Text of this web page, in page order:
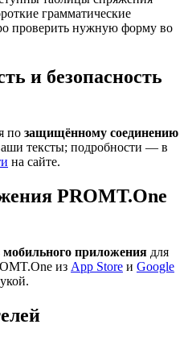
грамматические
проверить нужную форму во
и безопасность
по защищённому соединению
тексты; подробности — в
на сайте.
PROMT.One
мобильного приложения для
из App Store и Google